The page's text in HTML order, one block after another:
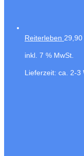
Reiterleben 29,90
inkl. 7 % MwSt.
Lieferzeit: ca. 2-3